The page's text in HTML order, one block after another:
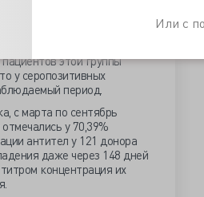
Или с
учёных,
работника.
через месяц
антител
этой группы
у серопозитивных
период.
с марта по сентябрь
у 70,39%
антител у 121 донора
даже через 148 дней
концентрация их